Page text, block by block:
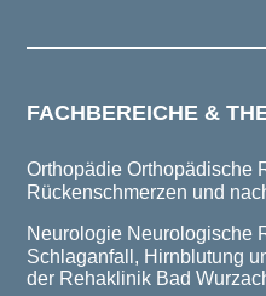
FACHBEREICHE &
Orthopädie Orthopädische
Rückenschmerzen und
Neurologie Neurologische
Schlaganfall, Hirnblutung
der Rehaklinik Bad